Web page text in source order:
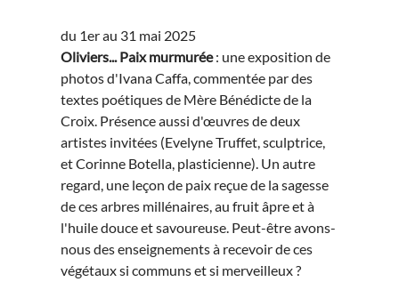
du 1er au 31 mai 2025
Oliviers... Paix murmurée: une exposition de
photos d'Ivana Caffa, commentée par des
textes poétiques de Mère Bénédicte de la
Croix. Présence aussi d'œuvres de deux
artistes invitées (Evelyne Truffet, sculptrice,
et Corinne Botella, plasticienne). Un autre
regard, une leçon de paix reçue de la sagesse
de ces arbres millénaires, au fruit âpre et à
l'huile douce et savoureuse. Peut-être avons-
nous des enseignements à recevoir de ces
végétaux si communs et si merveilleux ?